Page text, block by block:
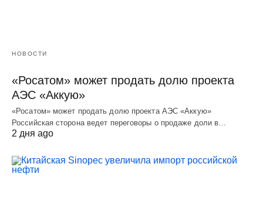
НОВОСТИ
«Росатом» может продать долю проекта
АЭС «Аккую»
«Росатом» может продать долю проекта АЭС «Аккую»
Российская сторона ведет переговоры о продаже доли в…
2 дня ago